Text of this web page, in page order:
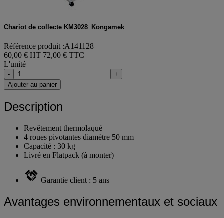
Chariot de collecte KM3028_Kongamek
Référence produit :A141128
60,00 € HT 72,00 € TTC
L'unité
-
+
Ajouter au panier
Description
Revêtement thermolaqué
4 roues pivotantes diamètre 50 mm
Capacité : 30 kg
Livré en Flatpack (à monter)
Garantie client : 5 ans
Avantages environnementaux et sociaux